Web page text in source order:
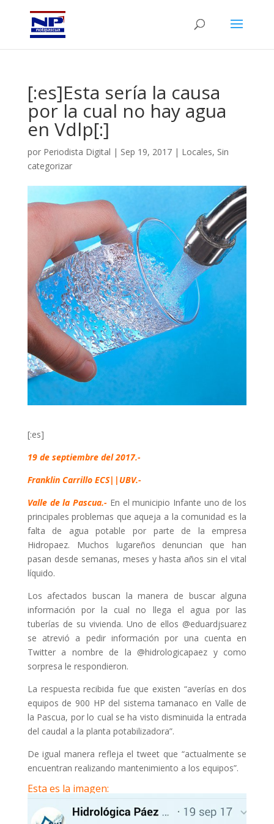
[:es]Esta sería la causa
por la cual no hay agua
en Vdlp[:]
por Periodista Digital | Sep 19, 2017| Locales, Sin
categorizar
[:es]
19 de septiembre del 2017.-
Franklin Carrillo ECS||UBV.-
Valle de la Pascua.- En el municipio Infante uno de los
principales problemas que aqueja a la comunidad es la
falta de agua potable por parte de la empresa
Hidropaez. Muchos lugareños denuncian que han
pasan desde semanas, meses y hasta años sin el vital
líquido.
Los afectados buscan la manera de buscar alguna
información por la cual no llega el agua por las
tuberías de su vivienda. Uno de ellos @eduardjsuarez
se atrevió a pedir información por una cuenta en
Twitter a nombre de la @hidrologicapaez y como
sorpresa le respondieron.
La respuesta recibida fue que existen “averías en dos
equipos de 900 HP del sistema tamanaco en Valle de
la Pascua, por lo cual se ha visto disminuida la entrada
del caudal a la planta potabilizadora”.
De igual manera refleja el tweet que “actualmente se
encuentran realizando mantenimiento a los equipos”.
Esta es la imagen: